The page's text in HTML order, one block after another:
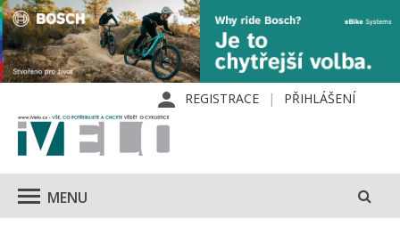
REGISTRACE PŘIHLÁŠENÍ
MENU